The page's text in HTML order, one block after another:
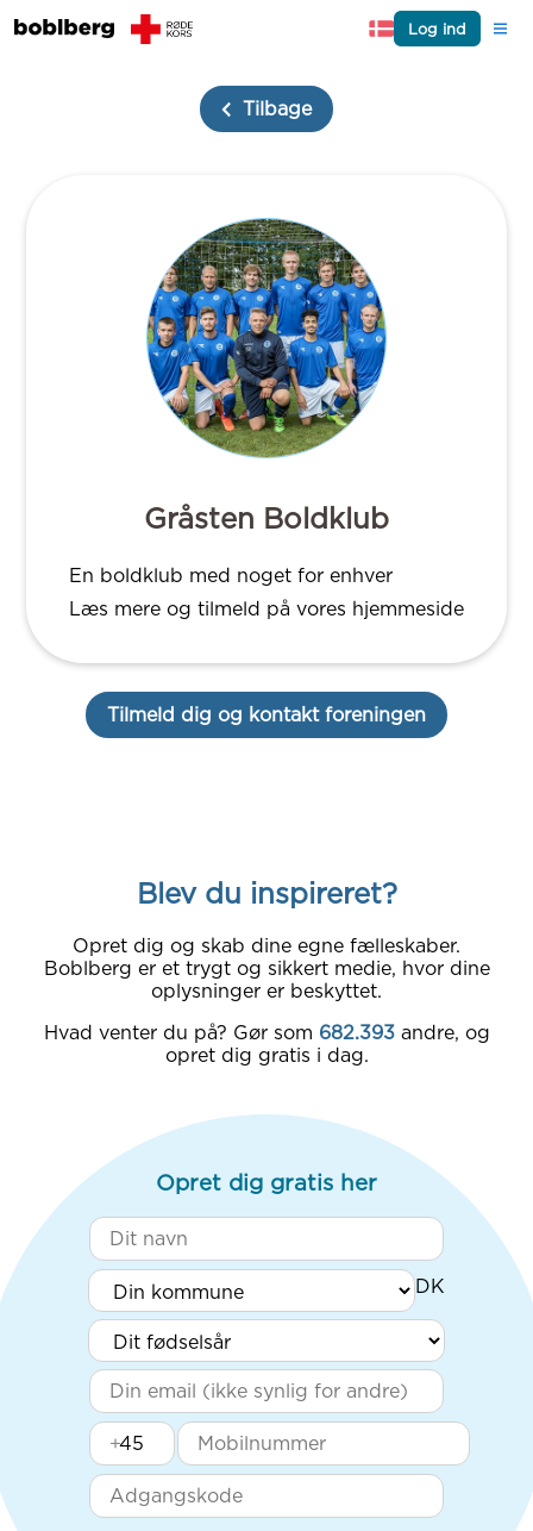
Log ind
Tilbage
Gråsten Boldklub
En boldklub med noget for enhver
Læs mere og tilmeld på vores hjemmeside
Tilmeld dig og kontakt foreningen
Blev du inspireret?
Opret dig og skab dine egne fælleskaber.
Boblberg er et trygt og sikkert medie, hvor dine
oplysninger er beskyttet.
Hvad venter du på? Gør som 682.393 andre, og
opret dig gratis i dag.
Opret dig gratis her
+